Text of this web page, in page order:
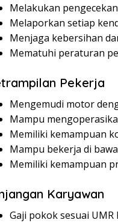
Melakukan
Melaporkan setiap
Menjaga kebersihan
Mematuhi peraturan
Pekerja
Mengemudi motor
Mampu
Memiliki kemampuan
Mampu bekerja di
Memiliki kemampuan
Karyawan
Gaji pokok sesuai